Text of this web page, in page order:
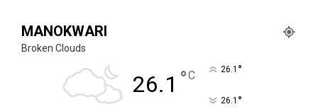
MANOKWARI
Broken Clouds
26.1 °C 26.1 °
26.1 °